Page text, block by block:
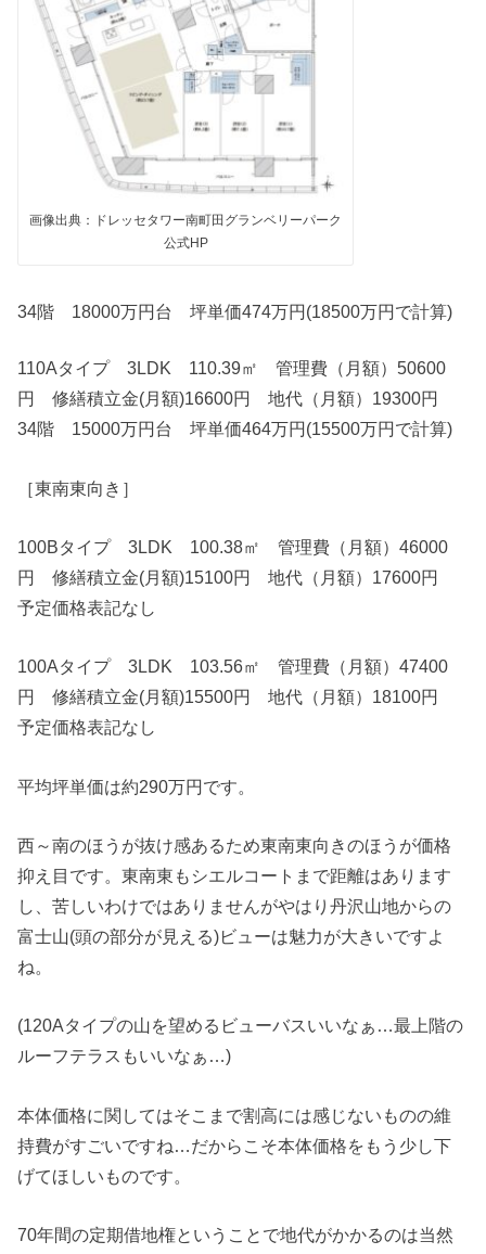
画像出典：ドレッセタワー南町田グランベリーパーク
公式HP
34階 18000万円台 坪単価474万円(18500万円で計算)
110Aタイプ 3LDK 110.39㎡ 管理費（月額）50600
円 修繕積立金(月額)16600円 地代（月額）19300円
34階 15000万円台 坪単価464万円(15500万円で計算)
［東南東向き］
100Bタイプ 3LDK 100.38㎡ 管理費（月額）46000
円 修繕積立金(月額)15100円 地代（月額）17600円
予定価格表記なし
100Aタイプ 3LDK 103.56㎡ 管理費（月額）47400
円 修繕積立金(月額)15500円 地代（月額）18100円
予定価格表記なし
平均坪単価は約290万円です。
西～南のほうが抜け感あるため東南東向きのほうが価格
抑え目です。東南東もシエルコートまで距離はあります
し、苦しいわけではありませんがやはり丹沢山地からの
富士山(頭の部分が見える)ビューは魅力が大きいですよ
ね。
(120Aタイプの山を望めるビューバスいいなぁ…最上階の
ルーフテラスもいいなぁ…)
本体価格に関してはそこまで割高には感じないものの維
持費がすごいですね…だからこそ本体価格をもう少し下
げてほしいものです。
70年間の定期借地権ということで地代がかかるのは当然